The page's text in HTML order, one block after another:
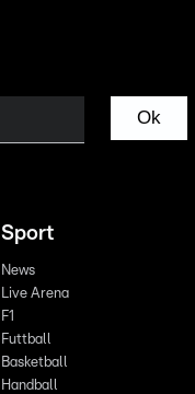
Ok
Sport
News
Live Arena
F1
Futtball
Basketball
Handball